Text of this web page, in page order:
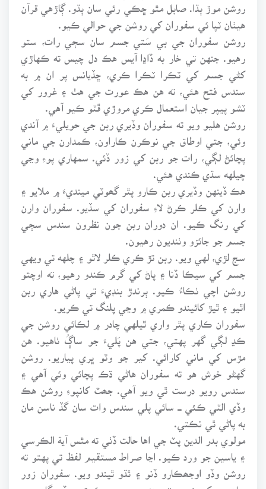
روشن موڙ ٻڌا. صابل مٿو ڇڪي رئي سان ٻڌو. ڳاڙهي قرآن
هيٺان ٽپا ئي سفوران کي روشن جي حوالي ڪيو.
روشن سفوران جي بي سَتي جسم سان سڄي رات، ستو
رهيو. جنهن تي خار به ڏاڍا آيس هڪ دل چيس ته ڪهاڙي
کڻي جسم کي ٽڪرا ٽڪرا ڪري، ڇڏيانس پر ان ۾ به
سندس فتح هئي، ته هن هڪ عورت جي هٺ ۽ غرور کي
ٽشو پيپر جيان استعمال ڪري مروڙي ڦٽو ڪيو آهي.
روشن هليو ويو ته سفوران وڏيري ربن جي حويليءَ ۾ آندي
وئي، جتي اوطاق جي نوڪرن ڪاراون، ڪمدارن جي ماني
پچائڻ لڳي، رات جو ربن کي زور ڏئي. سمهاري پوءِ وڃي
چيلهه سڌي ڪندي هئي.
هڪ ڏينهن وڏيري ربن ڪارو پٿر گھوٽي مينديءَ ۾ ملايو ۽
وارن کي ڪلر ڪرڻ لاءِ سفوران کي سڏيو. سفوران وارن
کي رنگ ڪيو. ان دوران ربن جون نظرون سندس سڄي
جسم جو جائزو وٺنديون رهيون.
سج لڙي، لهي ويو. ربن تڙ ڪري ڪلر لاٿو ۽ چلهه تي ويهي
جسم کي سيڪا ڏنا ۽ پاڻ کي گرم ڪندو رهيو، ته اوچتو
روشن اچي ٺڪاءُ ڪيو. ٻرندڙ بنڊيءَ تي پاڻي هاري ربن
اٿيو ۽ ٿيڙ کائيندو ڪمري ۾ وڃي پلنگ تي ڪريو.
سفوران ڪاري پٿر واري ٿيلهي چادر ۾ لڪائي روشن جي
ڪڍ لڳي گهر پهتي، جتي هن پَليءَ جو ساڳُ ٺاهيو. هن
مڙس کي ماني کارائي. کير جو وٽو ڀري پياريو. روشن
گهڻو خوش هو ته سفوران هاڻي ڌڪ پچائي وئي آهي ۽
سندس رويو درست ٿي ويو آهي. جھٽ کانپوءِ روشن هڪ
وڏي الٽي ڪئي ـــ سائي پلي سندس وات سان گڏ ناسن مان
به پاڻي ٿي نڪتي.
مولوي بدر الدين پٽ جي اها حالت ڏٺي ته مٿس آية الڪرسي
۽ ياسين جو ورد ڪيو. اڃا صراط مستقيم لفظ تي پهتو ته
روشن وڏو اوجھڪارو ڏنو ۽ ٿڌو ٿيندو ويو. سفوران زور
سان پير کي زمين تي هنيو ۽ چپ ڀيڪوڙي وڏي گار چپن